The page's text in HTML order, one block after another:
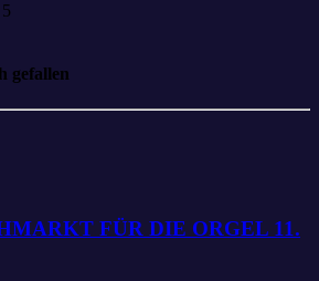
5
gefallen
FÜR DIE ORGEL 11.